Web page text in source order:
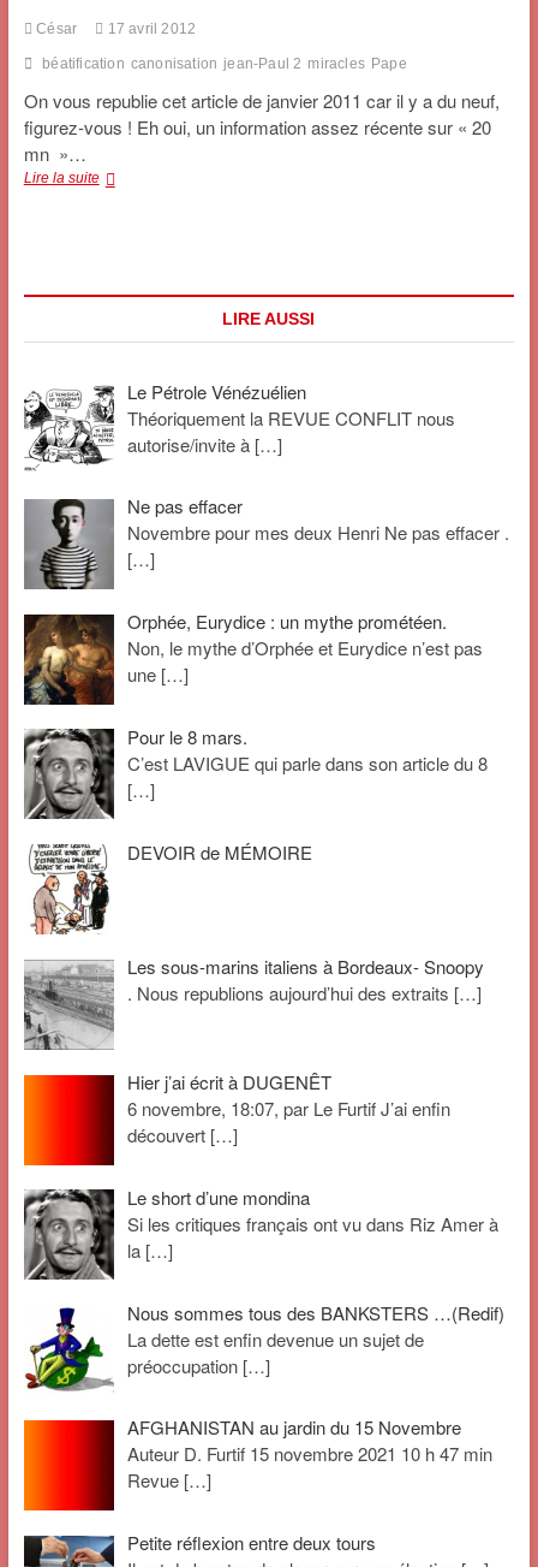
César 17 avril 2012
béatification canonisation jean-Paul 2 miracles Pape
On vous republie cet article de janvier 2011 car il y a du neuf,
figurez-vous ! Eh oui, un information assez récente sur « 20
mn »…
Lire la suiteJean-
LIRE AUSSI
Le Pétrole Vénézuélien
Théoriquement la REVUE CONFLIT nous
autorise/invite à […]
Ne pas effacer
Novembre pour mes deux Henri Ne pas effacer .
[…]
Orphée, Eurydice : un mythe prométéen.
Non, le mythe d’Orphée et Eurydice n’est pas
une […]
Pour le 8 mars.
C’est LAVIGUE qui parle dans son article du 8
[…]
DEVOIR de MÉMOIRE
Les sous-marins italiens à Bordeaux- Snoopy
. Nous republions aujourd’hui des extraits […]
Hier j’ai écrit à DUGENÊT
6 novembre, 18:07, par Le Furtif J’ai enfin
découvert […]
Le short d’une mondina
Si les critiques français ont vu dans Riz Amer à
la […]
Nous sommes tous des BANKSTERS …(Redif)
La dette est enfin devenue un sujet de
préoccupation […]
AFGHANISTAN au jardin du 15 Novembre
Auteur D. Furtif 15 novembre 2021 10 h 47 min
Revue […]
Petite réflexion entre deux tours